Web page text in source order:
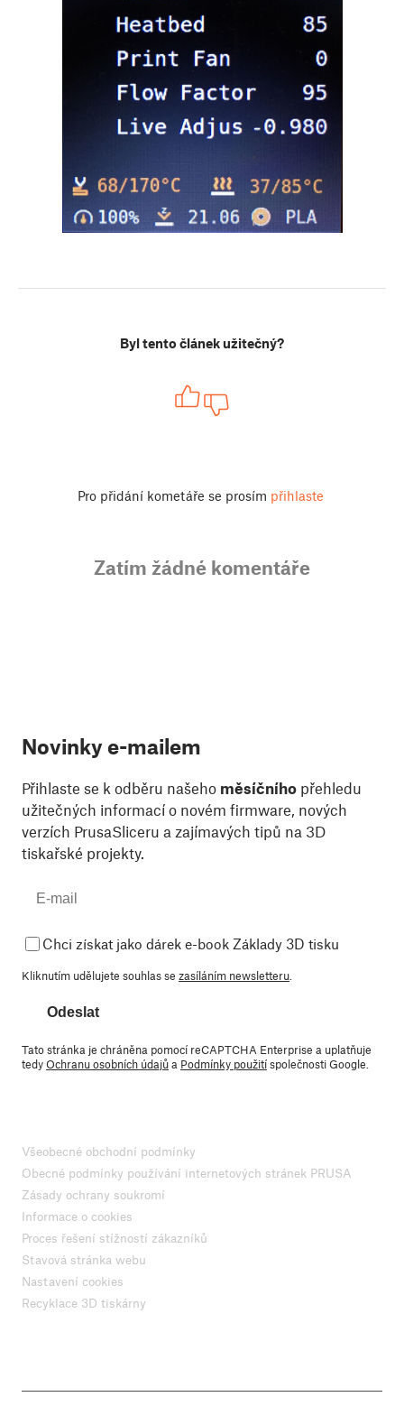
Byl tento článek užitečný?
Pro přidání kometáře se prosím přihlaste
Zatím žádné komentáře
Novinky e-mailem
Přihlaste se k odběru našeho měsíčního přehledu
užitečných informací o novém firmware, nových
verzích PrusaSliceru a zajímavých tipů na 3D
tiskařské projekty.
Chci získat jako dárek e-book Základy 3D tisku
Kliknutím udělujete souhlas se zasíláním newsletteru.
Odeslat
Tato stránka je chráněna pomocí reCAPTCHA Enterprise a uplatňuje
tedyOchranu osobních údajůa Podmínky použitíspolečnosti Google.
Všeobecné obchodní podmínky
Obecné podmínky používání internetových stránek PRUSA
Zásady ochrany soukromí
Informace o cookies
Proces řešení stížností zákazníků
Stavová stránka webu
Nastavení cookies
Recyklace 3D tiskárny